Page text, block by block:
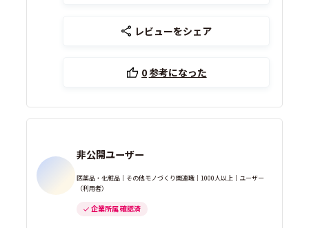
レビューをシェア
0参考になった
非公開ユーザー
医薬品・化粧品｜その他モノづくり関連職｜1000人以上｜ユーザー
（利用者）
企業所属 確認済